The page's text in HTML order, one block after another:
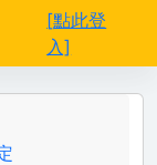
[點此登
入]